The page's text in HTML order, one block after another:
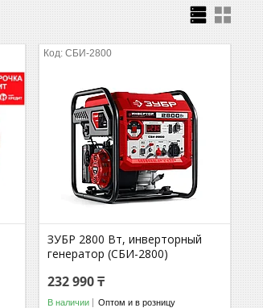
СБИ-2800
ЗУБР 2800 Вт, инверторный
генератор (СБИ-2800)
232 990 ₸
В наличии Оптом и в розницу